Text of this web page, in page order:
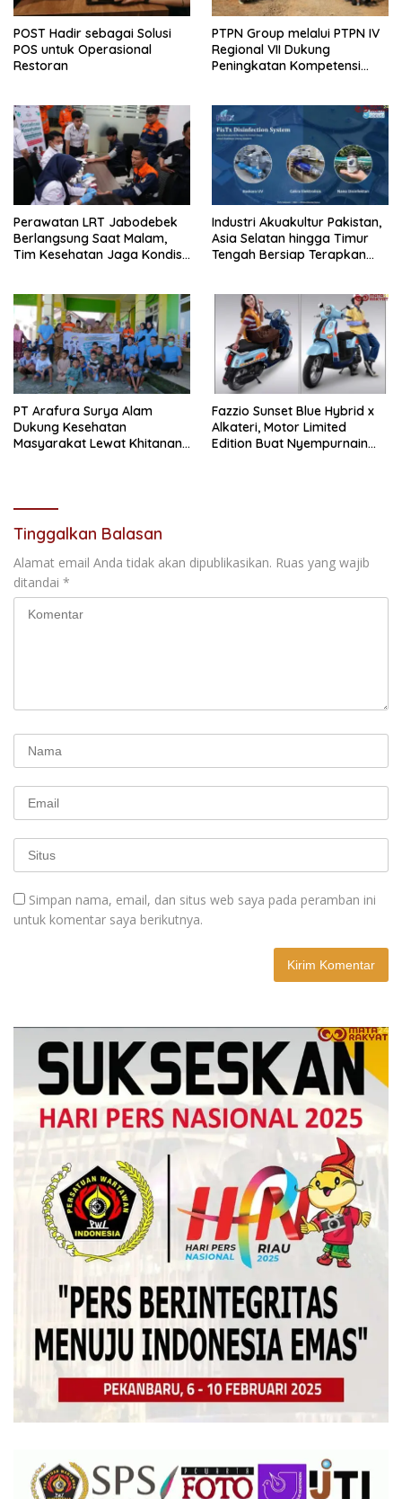
POST Hadir sebagai Solusi
POS untuk Operasional
Restoran
PTPN Group melalui PTPN IV
Regional VII Dukung
Peningkatan Kompetensi
Way Kanan
Perawatan LRT Jabodebek
Berlangsung Saat Malam,
Tim Kesehatan Jaga Kondisi
Industri Akuakultur Pakistan,
Asia Selatan hingga Timur
Tengah Bersiap Terapkan
PT Arafura Surya Alam
Dukung Kesehatan
Masyarakat Lewat Khitanan
Fazzio Sunset Blue Hybrid x
Alkateri, Motor Limited
Edition Buat Nyempurnain
Tinggalkan Balasan
Alamat email Anda tidak akan dipublikasikan. Ruas yang wajib
ditandai *
Simpan nama, email, dan situs web saya pada peramban ini
untuk komentar saya berikutnya.